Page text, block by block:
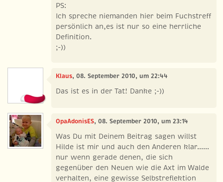
PS:
Ich spreche niemanden hier beim Fuchstreff
persönlich an,es ist nur so eine herrliche
Definition.
;-))
Klaus, 08. September 2010, um 22:44
Das ist es in der Tat! Danke ;-))
OpaAdonisES, 08. September 2010, um 23:14
Was Du mit Deinem Beitrag sagen willst
Hilde ist mir und auch den Anderen klar......
nur wenn gerade denen, die sich
gegenüber den Neuen wie die Axt im Walde
verhalten, eine gewisse Selbstreflektion